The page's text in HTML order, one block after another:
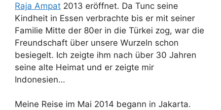
Raja Ampat 2013 eröffnet. Da Tunc seine
Kindheit in Essen verbrachte bis er mit seiner
Familie Mitte der 80er in die Türkei zog, war die
Freundschaft über unsere Wurzeln schon
besiegelt. Ich zeigte ihm nach über 30 Jahren
seine alte Heimat und er zeigte mir
Indonesien…
Meine Reise im Mai 2014 begann in Jakarta.